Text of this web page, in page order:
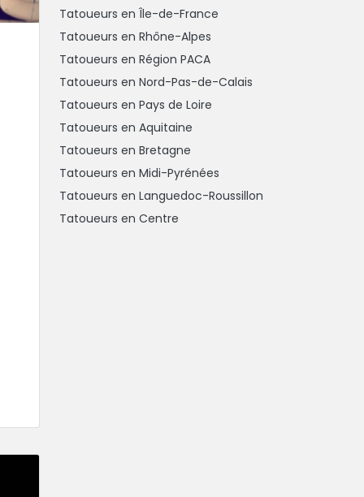
Tatoueurs en Île-de-France
Tatoueurs en Rhône-Alpes
Tatoueurs en Région PACA
Tatoueurs en Nord-Pas-de-Calais
Tatoueurs en Pays de Loire
Tatoueurs en Aquitaine
Tatoueurs en Bretagne
Tatoueurs en Midi-Pyrénées
Tatoueurs en Languedoc-Roussillon
Tatoueurs en Centre